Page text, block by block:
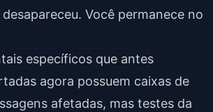
Você permanece no
específicos que antes
agora possuem caixas de
afetadas, mas testes da